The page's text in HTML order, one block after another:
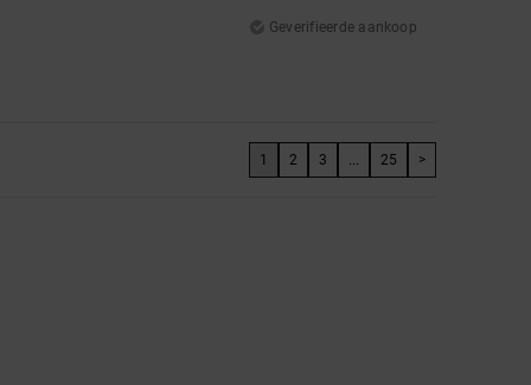
Geverifieerde aankoop
1 2 3 25 >